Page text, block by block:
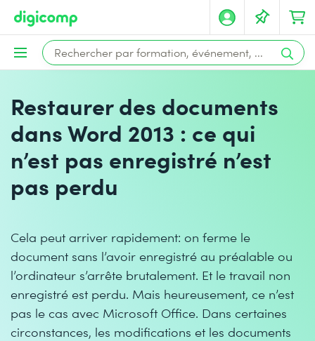
Restaurer des documents
dans Word 2013 : ce qui
n’est pas enregistré n’est
pas perdu
Cela peut arriver rapidement: on ferme le
document sans l’avoir enregistré au préalable ou
l’ordinateur s’arrête brutalement. Et le travail non
enregistré est perdu. Mais heureusement, ce n’est
pas le cas avec Microsoft Office. Dans certaines
circonstances, les modifications et les documents